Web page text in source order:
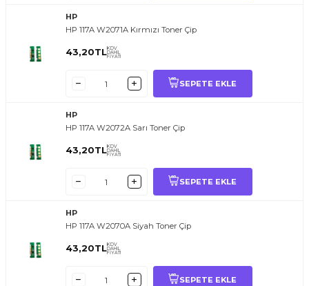
HP
HP 117A W2071A Kırmızı Toner Çip
43,20TLKDV
DAHİL
FİYATI
SEPETE EKLE
HP
HP 117A W2072A Sarı Toner Çip
43,20TLKDV
DAHİL
FİYATI
SEPETE EKLE
HP
HP 117A W2070A Siyah Toner Çip
43,20TLKDV
DAHİL
FİYATI
SEPETE EKLE